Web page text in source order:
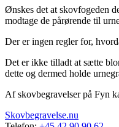
Ønskes det at skovfogeden
modtage de pårørende til
Der er ingen regler for,
Det er ikke tilladt at sætte
dette og dermed holde
Af skovbegravelser på Fyn
Skovbegravelse.nu